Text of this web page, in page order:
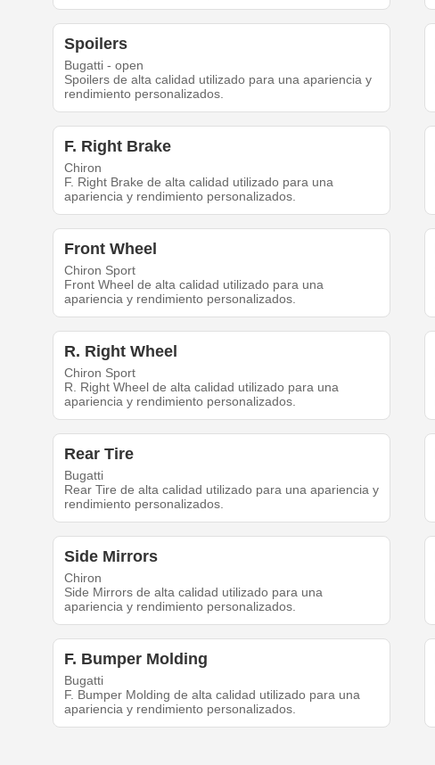
Spoilers
Bugatti - open
Spoilers de alta calidad utilizado para una apariencia y
rendimiento personalizados.
F. Right Brake
Chiron
F. Right Brake de alta calidad utilizado para una
apariencia y rendimiento personalizados.
Front Wheel
Chiron Sport
Front Wheel de alta calidad utilizado para una
apariencia y rendimiento personalizados.
R. Right Wheel
Chiron Sport
R. Right Wheel de alta calidad utilizado para una
apariencia y rendimiento personalizados.
Rear Tire
Bugatti
Rear Tire de alta calidad utilizado para una apariencia y
rendimiento personalizados.
Side Mirrors
Chiron
Side Mirrors de alta calidad utilizado para una
apariencia y rendimiento personalizados.
F. Bumper Molding
Bugatti
F. Bumper Molding de alta calidad utilizado para una
apariencia y rendimiento personalizados.